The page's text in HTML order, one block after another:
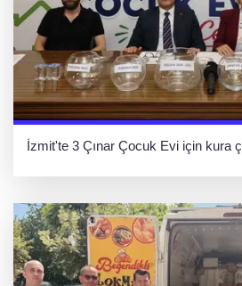
İzmit'te 3 Çınar Çocuk Evi için kura